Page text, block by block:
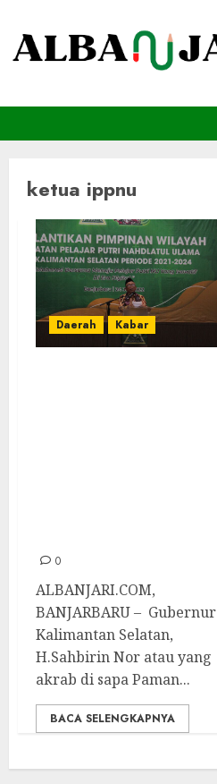
ketua ippnu
Daerah Kabar
0
ALBANJARI.COM,
BANJARBARU – Gubernur
Kalimantan Selatan,
H.Sahbirin Nor atau yang
akrab di sapa Paman...
BACA SELENGKAPNYA